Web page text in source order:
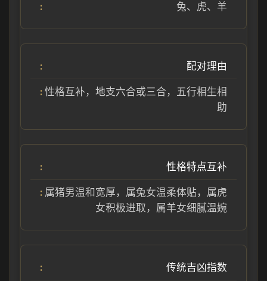
兔、虎、羊
配对理由
性格互补，地支六合或三合，五行相生相
助
性格特点互补
属猪男温和宽厚，属兔女温柔体贴，属虎
女积极进取，属羊女细腻温婉
传统吉凶指数